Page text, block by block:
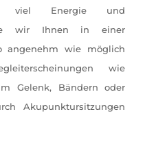
viel Energie und
wir Ihnen in einer
angenehm wie möglich
wie
Gelenk, Bändern oder
Akupunktursitzungen